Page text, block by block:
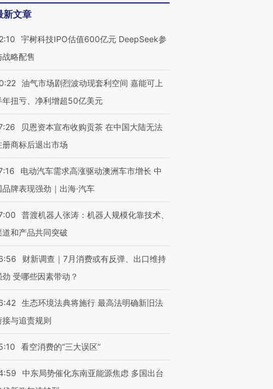
的吸金
让中产们甘
”？
马航飞行员跨国走私7万
粒摇头丸 尿检体内含3种
毒品
度Z世代 用街头抗争将教
育部长拱下台
进第四届链博
有意思的生活方式·第三对
住三大增长引擎是什么？
新文章
宇树科技IPO估值600亿元 DeepSeek参
战略配售
油气市场剧烈波动现套利空间 嘉能可上
年扭亏、净利增超50亿美元
贝恩资本宣布收购贡茶 在中国大陆无法
册商标后退出市场
电动汽车需求高涨驱动澳洲车市增长 中
品牌表现强劲｜出海·汽车
普渡机器人张涛：机器人规模化靠技术、
道和产品共同突破
财新调查｜7月消费或有反弹、出口维持
劲 受哪些因素带动？
生态环境法典将施行 最高法明确新旧法
接与追责规则
看空消费的“三大误区”
中东局势催化东南亚能源焦虑 多国出台